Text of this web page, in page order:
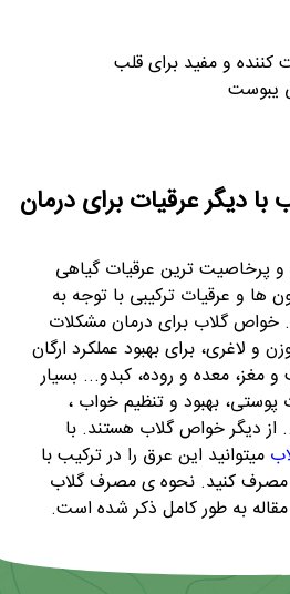
و مفید برای قلب
یبوست
دیگر عرقیات برای درمان
پرخاصیت ترین عرقیات گیاهی
ها و عرقیات ترکیبی با توجه به
خواص گلاب برای درمان مشکلات
و لاغری، برای بهبود عملکرد ارگان
مغز، معده و روده، کبدو... بسیار
بهبود و تنظیم خواب ،
دیگر خواص گلاب هستند. با
میتوانید این عرق را در ترکیب با
مصرف کنید. نحوه ی مصرف گلاب
مقاله به طور کامل ذکر شده است.